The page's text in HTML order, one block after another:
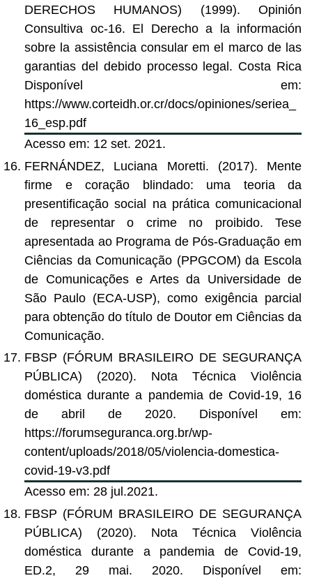
DERECHOS HUMANOS) (1999). Opinión
Consultiva oc-16. El Derecho a la información
sobre la assistência consular em el marco de las
garantias del debido processo legal. Costa Rica
Disponível em:
https://www.corteidh.or.cr/docs/opiniones/seriea_
16_esp.pdf
Acesso em: 12 set. 2021.
FERNÁNDEZ, Luciana Moretti. (2017). Mente
firme e coração blindado: uma teoria da
presentificação social na prática comunicacional
de representar o crime no proibido. Tese
apresentada ao Programa de Pós-Graduação em
Ciências da Comunicação (PPGCOM) da Escola
de Comunicações e Artes da Universidade de
São Paulo (ECA-USP), como exigência parcial
para obtenção do título de Doutor em Ciências da
Comunicação.
FBSP (FÓRUM BRASILEIRO DE SEGURANÇA
PÚBLICA) (2020). Nota Técnica Violência
doméstica durante a pandemia de Covid-19, 16
de abril de 2020. Disponível em:
https://forumseguranca.org.br/wp-
content/uploads/2018/05/violencia-domestica-
covid-19-v3.pdf
Acesso em: 28 jul.2021.
FBSP (FÓRUM BRASILEIRO DE SEGURANÇA
PÚBLICA) (2020). Nota Técnica Violência
doméstica durante a pandemia de Covid-19,
ED.2, 29 mai. 2020. Disponível em: